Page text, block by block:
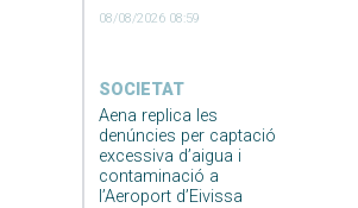
08/08/2026 08:59
SOCIETAT
Aena replica les
denúncies per captació
excessiva d’aigua i
contaminació a
l’Aeroport d’Eivissa